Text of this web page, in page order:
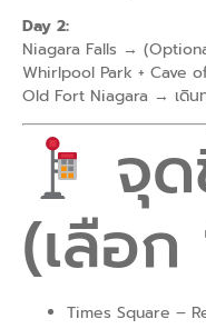
Day 2:
Niagara Falls →
Whirlpool Park + Cave
Old Fort Niagara → เดิน
จุ
(เลือก
Times Square –